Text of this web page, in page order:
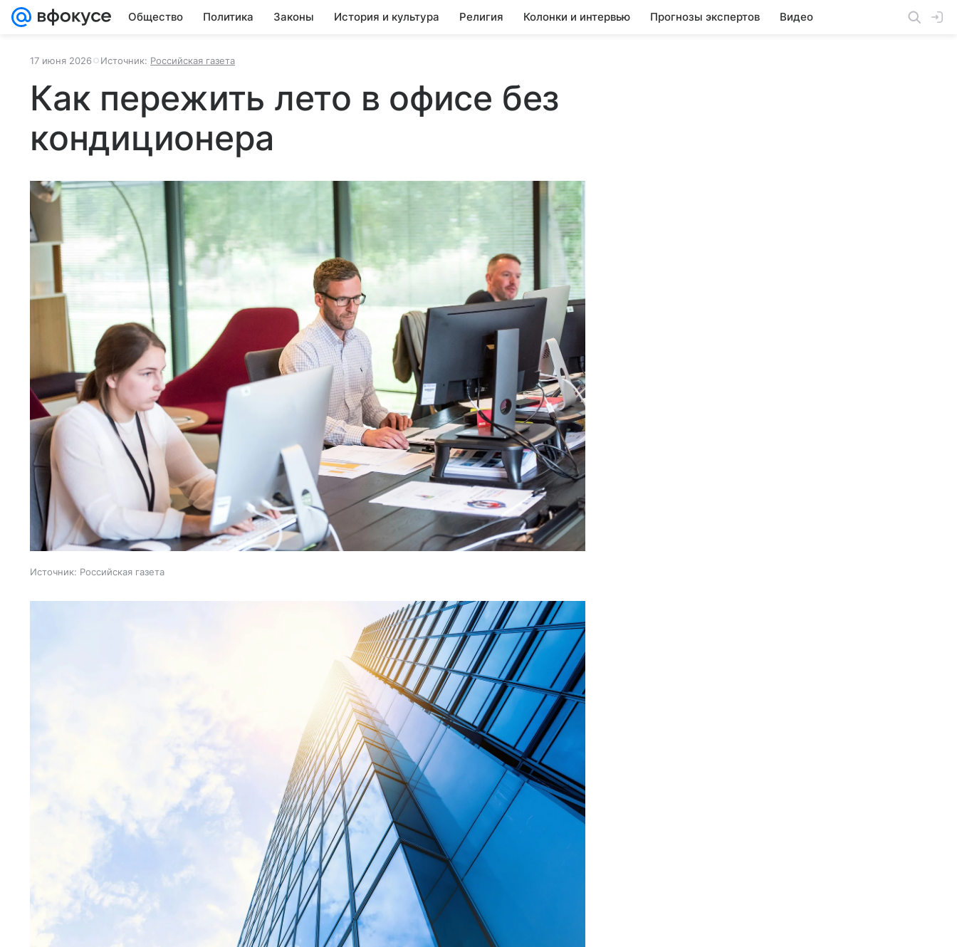
Общество Политика Законы История и культура Религия Колонки и интервью Прогнозы экспертов Видео
17 июня 2026 Источник: Российская газета
Как пережить лето в офисе без
кондиционера
Источник: Российская газета